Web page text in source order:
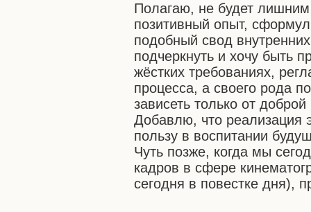
Полагаю, не будет
позитивный опыт,
подобный свод
подчеркнуть и хочу быть
жёстких требованиях,
процесса, а своего рода
зависеть только от
Добавлю, что реализация
пользу в воспитании
Чуть позже, когда мы
кадров в сфере
сегодня в повестке дня),